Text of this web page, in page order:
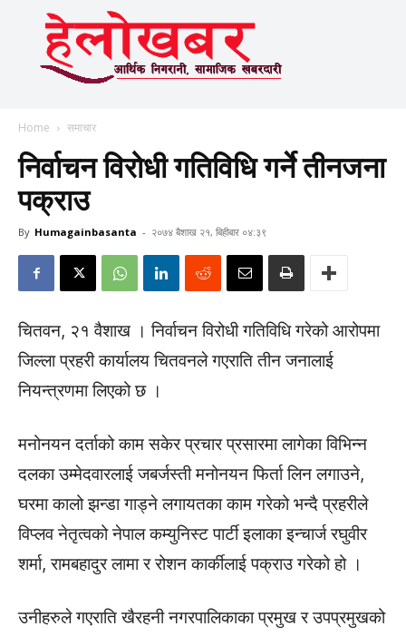
Home समाचार
निर्वाचन विरोधी गतिविधि गर्ने तीनजना
पक्राउ
By Humagainbasanta - २०७४ बैशाख २१, बिहीबार ०४:३९
चितवन, २१ वैशाख । निर्वाचन विरोधी गतिविधि गरेको आरोपमा
जिल्ला प्रहरी कार्यालय चितवनले गएराति तीन जनालाई
नियन्त्रणमा लिएको छ ।
मनोनयन दर्ताको काम सकेर प्रचार प्रसारमा लागेका विभिन्न
दलका उम्मेदवारलाई जबर्जस्ती मनोनयन फिर्ता लिन लगाउने,
घरमा कालो झन्डा गाड्ने लगायतका काम गरेको भन्दै प्रहरीले
विप्लव नेतृत्वको नेपाल कम्युनिस्ट पार्टी इलाका इन्चार्ज रघुवीर
शर्मा, रामबहादुर लामा र रोशन कार्कीलाई पक्राउ गरेको हो ।
उनीहरुले गएराति खैरहनी नगरपालिकाका प्रमुख र उपप्रमुखको